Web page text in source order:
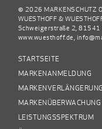
© 2026 MARKENSCHUTZ
WUESTHOFF &
Schweigerstraße 2, 81541
www.wuesthoff.de,
STARTSEITE
MARKENANMELDUNG
MARKENVERLÄNGERUNG
MARKENÜBERWACHUNG
LEISTUNGSSPEKTRUM